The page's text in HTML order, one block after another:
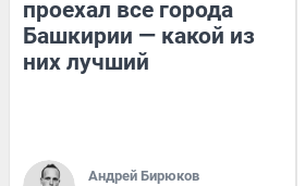
проехал все города
Башкирии — какой из
них лучший
Андрей Бирюков